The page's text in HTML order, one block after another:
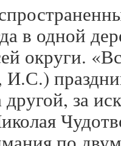
в одной
округи.
за